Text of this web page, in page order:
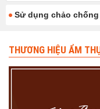
Sử dụng chảo
THƯƠNG HIỆU ẨM